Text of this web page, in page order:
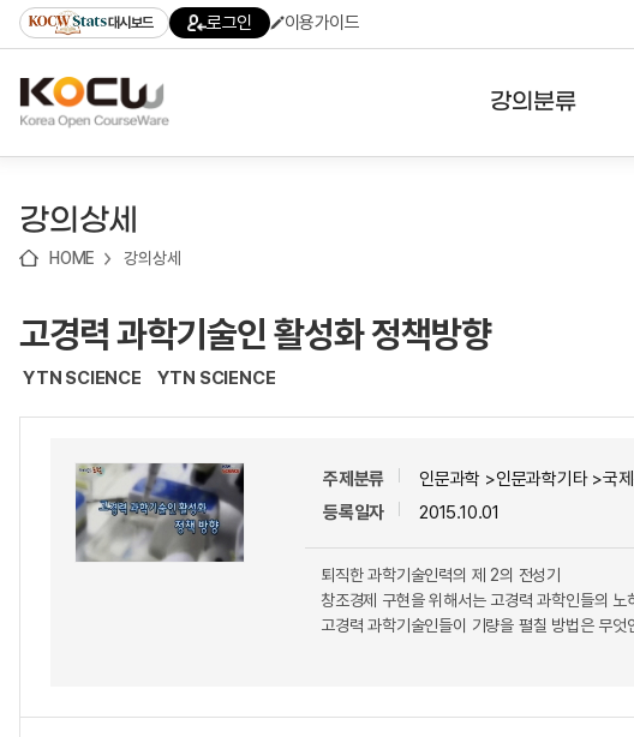
기
기
기
content)
가
대시보드 로그인 이용가이드
강의분류
강의상세
HOME 강의상세
고경력 과학기술인 활성화 정책방향
YTN SCIENCE YTN SCIENCE
주제분류
인문과학 >인문과학기타 >국
등록일자
2015.10.01
퇴직한 과학기술인력의 제 2의 전성기
창조경제 구현을 위해서는 고경력 과학인들의 노
고경력 과학기술인들이 기량을 펼칠 방법은 무엇